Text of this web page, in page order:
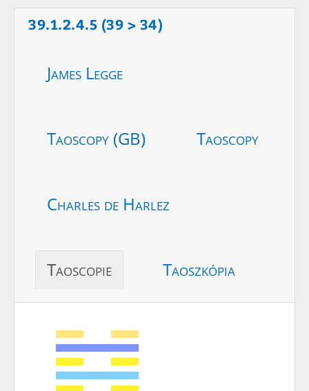
39.1.2.4.5 (39 > 34)
James Legge
Taoscopy (GB) Taoscopy
Charles de Harlez
Taoscopie Taoszkópia